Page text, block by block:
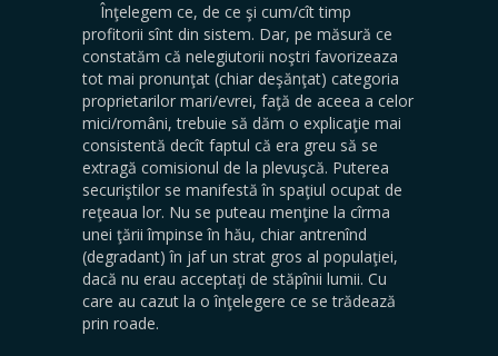
Înţelegem ce, de ce şi cum/cît timp
profitorii sînt din sistem. Dar, pe măsură ce
constatăm că nelegiutorii noştri favorizeaza
tot mai pronunţat (chiar deşănţat) categoria
proprietarilor mari/evrei, faţă de aceea a celor
mici/români, trebuie să dăm o explicaţie mai
consistentă decît faptul că era greu să se
extragă comisionul de la plevuşcă. Puterea
securiştilor se manifestă în spaţiul ocupat de
reţeaua lor. Nu se puteau menţine la cîrma
unei ţării împinse în hău, chiar antrenînd
(degradant) în jaf un strat gros al populaţiei,
dacă nu erau acceptaţi de stăpînii lumii. Cu
care au cazut la o înţelegere ce se trădează
prin roade.